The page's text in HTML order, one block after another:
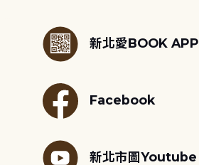
新北愛BOOK APP
Facebook
新北市圖Youtube